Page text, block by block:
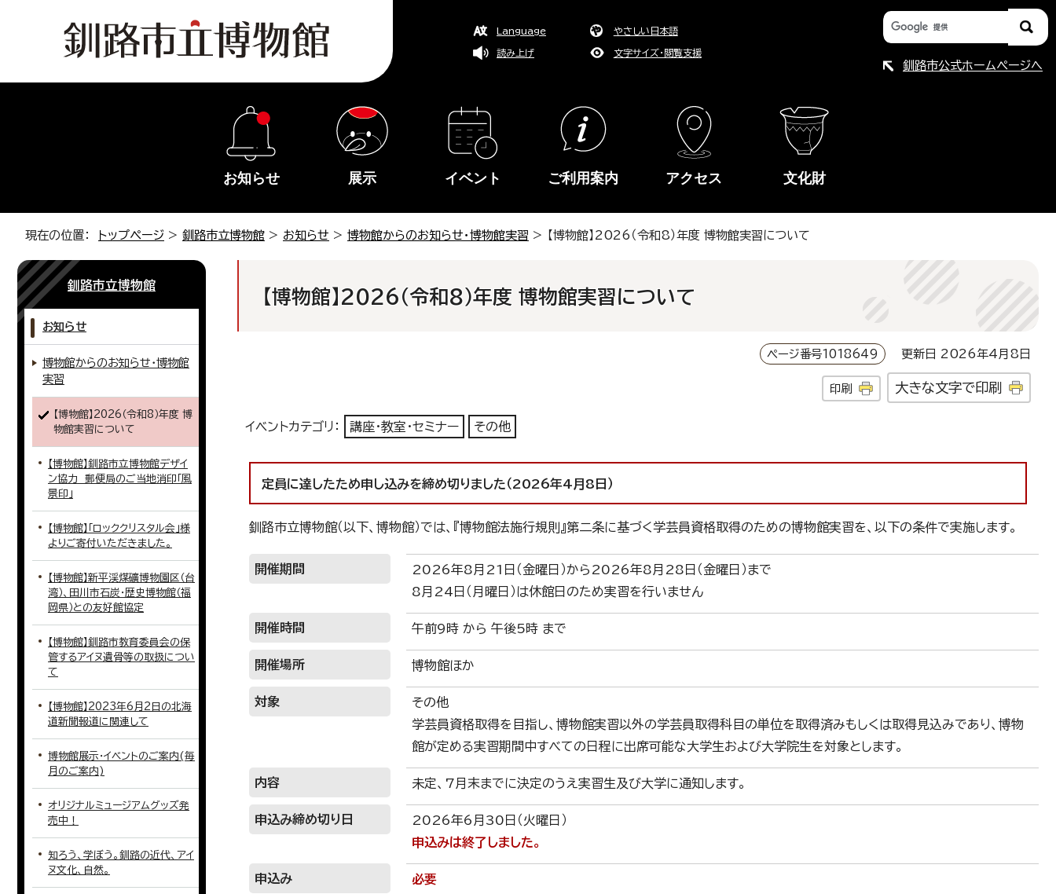
Language やさしい日本語
読み上げ 文字サイズ・閲覧支援
釧路市公式ホームページへ
お知らせ 展示 イベント ご利用案内 アクセス 文化財
現在の位置： トップページ > 釧路市立博物館 > お知らせ > 博物館からのお知らせ・博物館実習 > 【博物館】2026（令和8）年度 博物館実習について
【博物館】2026（令和8）年度 博物館実習について
ページ番号1018649 更新日 2026年4月8日
印刷 大きな文字で印刷
イベントカテゴリ： 講座・教室・セミナー その他
定員に達したため申し込みを締め切りました（2026年4月8日）
釧路市立博物館（以下、博物館）では、『博物館法施行規則』第二条に基づく学芸員資格取得のための博物館実習を、以下の条件で実施します。
開催期間
2026年8月21日（金曜日）から2026年8月28日（金曜日）まで
8月24日（月曜日）は休館日のため実習を行いません
開催時間 午前9時 から 午後5時 まで
開催場所 博物館ほか
対象
その他
学芸員資格取得を目指し、博物館実習以外の学芸員取得科目の単位を取得済みもしくは取得見込みであり、博物
館が定める実習期間中すべての日程に出席可能な大学生および大学院生を対象とします。
内容 未定、7月末までに決定のうえ実習生及び大学に通知します。
申込み締め切り日
2026年6月30日（火曜日）
申込みは終了しました。
申込み
必要
釧路市立博物館
お知らせ
博物館からのお知らせ・博物館
実習
【博物館】2026（令和8）年度 博
物館実習について
【博物館】釧路市立博物館デザイ
ン協力 郵便局のご当地消印「風
景印」
【博物館】「ロッククリスタル会」様
よりご寄付いただきました。
【博物館】新平渓煤礦博物園区（台
湾）、田川市石炭・歴史博物館（福
岡県）との友好館協定
【博物館】釧路市教育委員会の保
管するアイヌ遺骨等の取扱につい
て
【博物館】2023年6月2日の北海
道新聞報道に関連して
博物館展示・イベントのご案内(毎
月のご案内)
オリジナルミュージアムグッズ発
売中！
知ろう、学ぼう。釧路の近代、アイ
ヌ文化、自然。